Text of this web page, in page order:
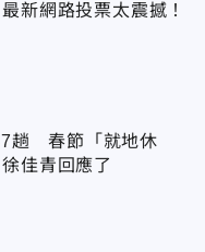
新網路投票太震撼！
趟 春節「就地休
佳青回應了